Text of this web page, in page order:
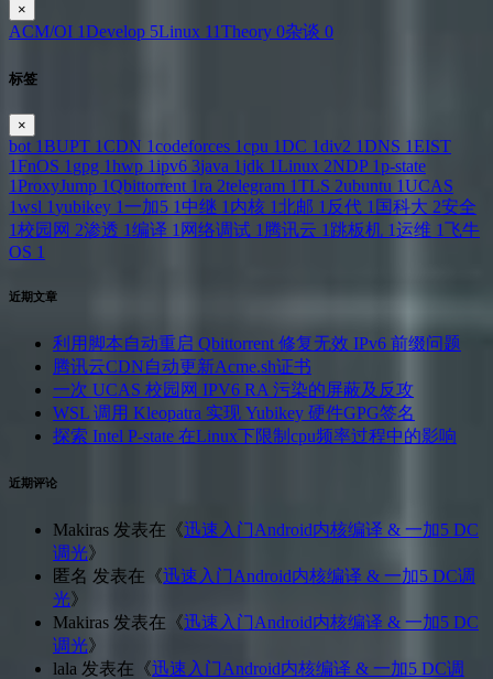
×
ACM/OI 1Develop 5Linux 11Theory 0杂谈 0
标签
×
bot 1BUPT 1CDN 1codeforces 1cpu 1DC 1div2 1DNS 1EIST
1FnOS 1 gpg 1hwp 1ipv6 3java 1jdk 1Linux 2NDP 1p-state
1ProxyJump 1Qbittorrent 1ra 2telegram 1TLS 2ubuntu 1UCAS
1wsl 1yubikey 1一加5 1 中继 1 内核 1北邮 1 反代 1 国科大 2安全
1校园网 2渗透 1编译 1 网络调试 1 腾讯云 1 跳板机 1运维 1飞牛
OS 1
近期文章
利用脚本自动重启 Qbittorrent 修复无效 IPv6 前缀问题
腾讯云CDN自动更新Acme.sh证书
一次 UCAS 校园网 IPV6 RA 污染的屏蔽及反攻
WSL 调用 Kleopatra 实现 Yubikey 硬件GPG签名
探索 Intel P-state 在Linux下限制cpu频率过程中的影响
近期评论
Makiras 发表在《迅速入门Android内核编译 & 一加5 DC
调光》
匿名 发表在《迅速入门Android内核编译 & 一加5 DC调
光》
Makiras 发表在《迅速入门Android内核编译 & 一加5 DC
调光》
lala 发表在《迅速入门Android内核编译 & 一加5 DC调